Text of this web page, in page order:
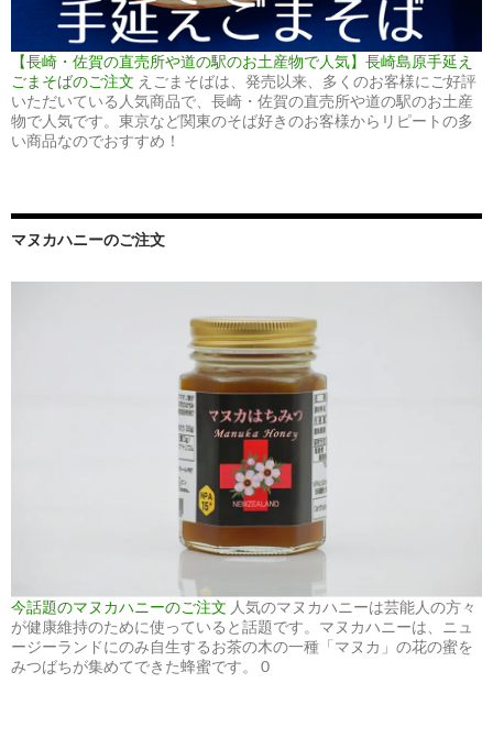
【長崎・佐賀の直売所や道の駅のお土産物で人気】長崎島原手延え
ごまそばのご注文 えごまそばは、発売以来、多くのお客様にご好評
いただいている人気商品で、長崎・佐賀の直売所や道の駅のお土産
物で人気です。東京など関東のそば好きのお客様からリピートの多
い商品なのでおすすめ！
マヌカハニーのご注文
今話題のマヌカハニーのご注文 人気のマヌカハニーは芸能人の方々
が健康維持のために使っていると話題です。マヌカハニーは、ニュ
ージーランドにのみ自生するお茶の木の一種「マヌカ」の花の蜜を
みつばちが集めてできた蜂蜜です。 0